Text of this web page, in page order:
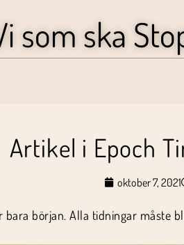
som ska
Artikel i Epoch
oktober 7, 2021
början. Alla tidningar måste